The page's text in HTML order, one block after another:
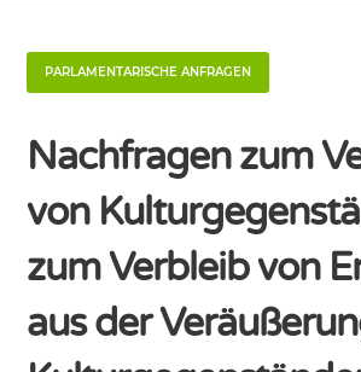
PARLAMENTARISCHE ANFRAGEN
Nachfragen zum
von
zum Verbleib von
aus der